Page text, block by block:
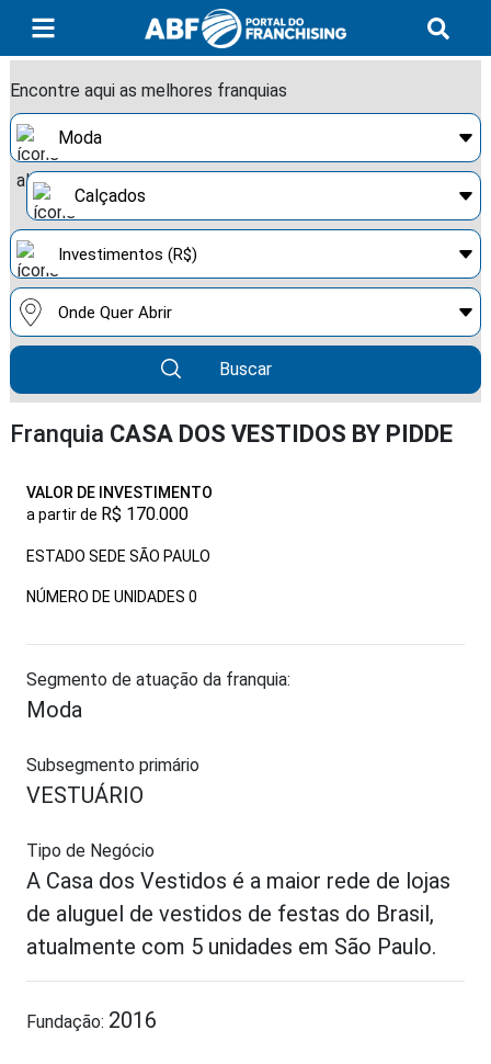
Encontre aqui as melhores franquias
Buscar
Franquia CASA DOS VESTIDOS BY PIDDE
VALOR DE INVESTIMENTO
a partir de R$ 170.000
ESTADO SEDE SÃO PAULO
NÚMERO DE UNIDADES 0
Segmento de atuação da franquia:
Moda
Subsegmento primário
VESTUÁRIO
Tipo de Negócio
A Casa dos Vestidos é a maior rede de lojas
de aluguel de vestidos de festas do Brasil,
atualmente com 5 unidades em São Paulo.
Fundação: 2016